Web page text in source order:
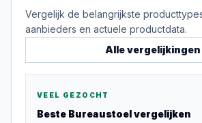
Vergelijk de belangrijkste
aanbieders en actuele productdata.
Alle vergelijkingen
VEEL GEZOCHT
Beste Bureaustoelvergelijken